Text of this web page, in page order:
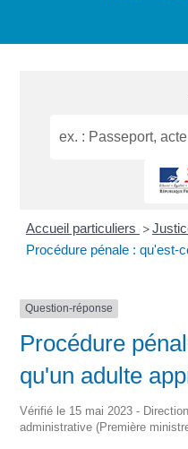
Accueil particuliers >
Procédure pénale : qu'est-
Question-réponse
Procédure
qu'un adulte
Vérifié le 15 mai 2023 -
administrative (Première